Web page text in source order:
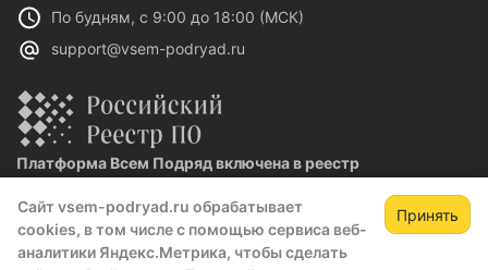
Сайт vsem-podryad.ru обрабатывает
cookies, в том числе с помощью сервиса веб-
аналитики Яндекс.Метрика, чтобы сделать
Принять
По будням, с 9:00 до 18:00 (МСК)
support@vsem-podryad.ru
Платформа Всем Подряд включена в реестр
Реестровая запись №32021 от 06.02.2026